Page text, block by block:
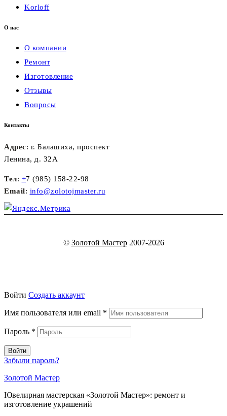
Korloff
О нас
О компании
Ремонт
Изготовление
Отзывы
Вопросы
Контакты
Адрес: г. Балашиха, проспект
Ленина, д. 32А
Тел: +7 (985) 158-22-98
Email: info@zolotojmaster.ru
© Золотой Мастер2007-2026
Войти Создать аккаунт
Имя пользователя или email *
Пароль *
Войти
Забыли пароль?
Золотой Мастер
Ювелирная мастерская «Золотой Мастер»: ремонт и
изготовление украшений